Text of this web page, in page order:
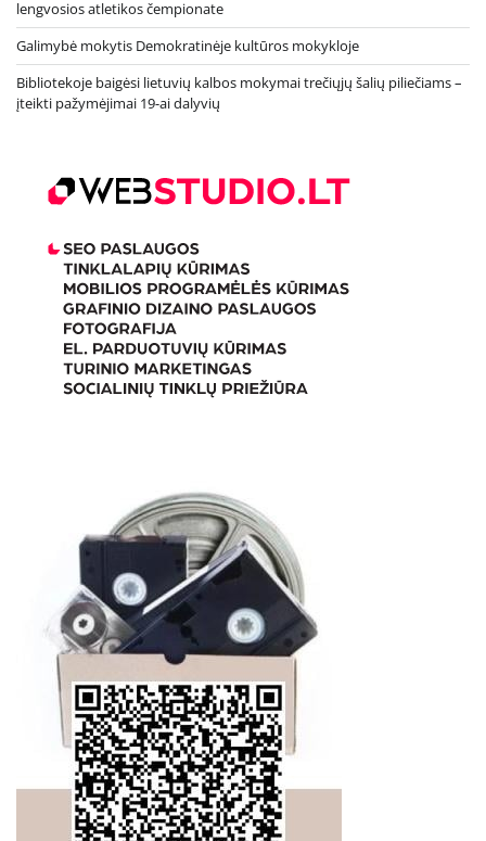
lengvosios atletikos čempionate
Galimybė mokytis Demokratinėje kultūros mokykloje
Bibliotekoje baigėsi lietuvių kalbos mokymai trečiųjų šalių piliečiams –
įteikti pažymėjimai 19-ai dalyvių